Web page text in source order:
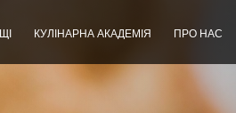
КУЛІНАРНА АКАДЕМІЯ ПРО НАС